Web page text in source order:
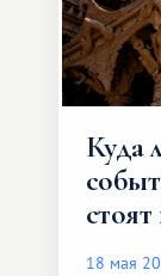
Куда
18 мая